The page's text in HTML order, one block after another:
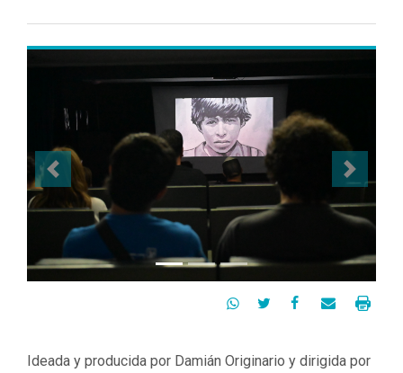
Previous Next
   
Ideada y producida por Damián Originario y dirigida por